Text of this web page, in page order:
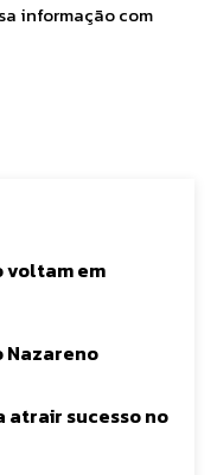
informação com
voltam em
Nazareno
atrair sucesso no